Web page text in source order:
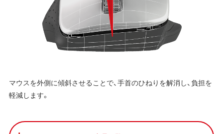
マウスを外側に傾斜させることで、手首のひねりを解消し、負担を
軽減します。